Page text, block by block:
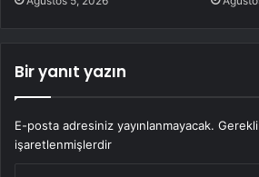
Bir yanıt yazın
E-posta adresiniz yayınlanmayacak.
işaretlenmişlerdir